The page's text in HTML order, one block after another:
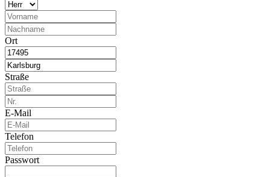
Ort
Straße
E-Mail
Telefon
Passwort